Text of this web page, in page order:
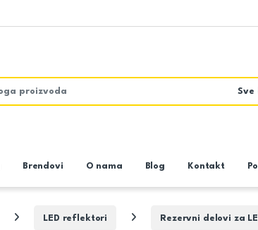
Brendovi O nama Blog Kontakt
LED reflektori Rezervni delovi za